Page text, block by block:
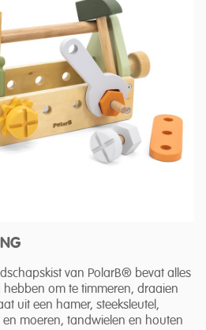
van PolarB® bevat alles
om te timmeren, draaien
uit een hamer, steeksleutel,
moeren, tandwielen en houten